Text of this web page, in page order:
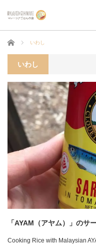
ホーム いわし
いわし
「AYAM（アヤム）」のサ
Cooking Rice with Malaysian